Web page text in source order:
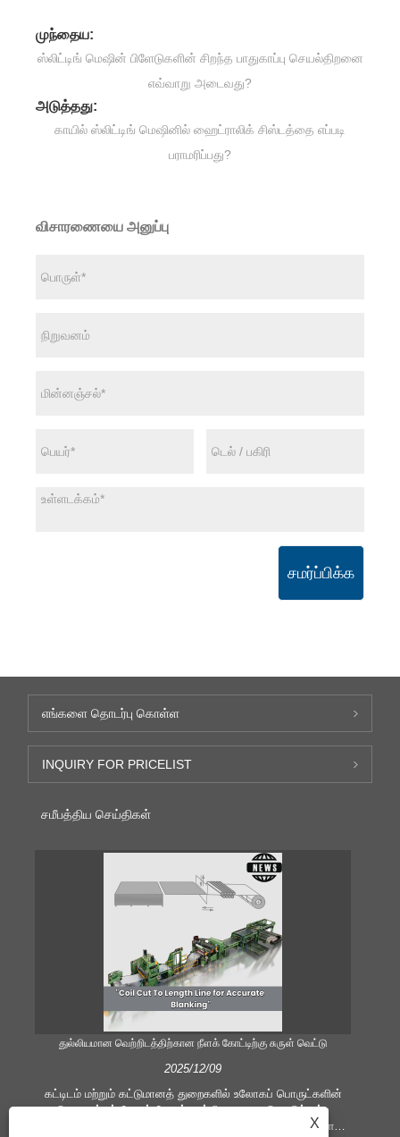
முந்தைய:
ஸ்லிட்டிங் மெஷின் பிளேடுகளின் சிறந்த பாதுகாப்பு செயல்திறனை
எவ்வாறு அடைவது?
அடுத்தது:
காயில் ஸ்லிட்டிங் மெஷினில் ஹைட்ராலிக் சிஸ்டத்தை எப்படி
பராமரிப்பது?
விசாரணையை அனுப்பு
சமர்ப்பிக்க
எங்களை தொடர்பு கொள்ள
INQUIRY FOR PRICELIST
சமீபத்திய செய்திகள்
துல்லியமான வெற்றிடத்திற்கான நீளக் கோட்டிற்கு சுருள் வெட்டு
2025/12/09
கட்டிடம் மற்றும் கட்டுமானத் துறைகளில் உலோகப் பொருட்களின்
செயலாக்கம் மேலும் மேலும் முக்கியமானது. தொழில்நுட்ப
மேம்பாடுகள் மற்றும் வாடிக்கையாளர்களின் எதிர்பார்ப்புகளை
X